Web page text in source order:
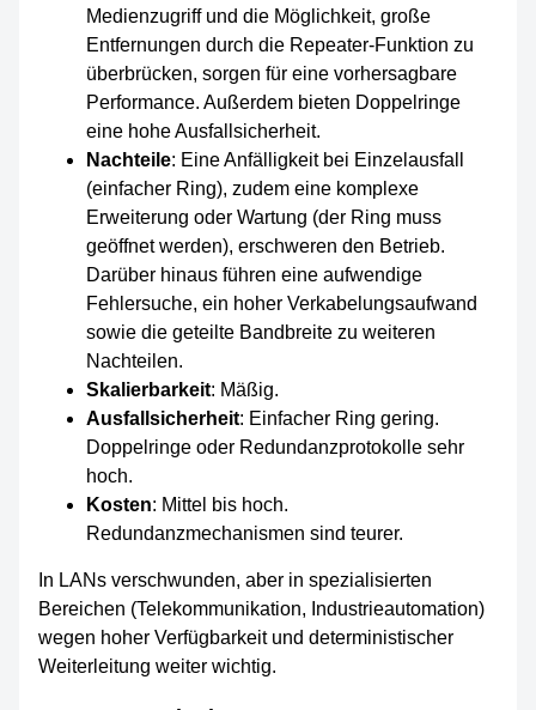
Medienzugriff und die Möglichkeit, große
Entfernungen durch die Repeater-Funktion zu
überbrücken, sorgen für eine vorhersagbare
Performance. Außerdem bieten Doppelringe
eine hohe Ausfallsicherheit.
Nachteile: Eine Anfälligkeit bei Einzelausfall
(einfacher Ring), zudem eine komplexe
Erweiterung oder Wartung (der Ring muss
geöffnet werden), erschweren den Betrieb.
Darüber hinaus führen eine aufwendige
Fehlersuche, ein hoher Verkabelungsaufwand
sowie die geteilte Bandbreite zu weiteren
Nachteilen.
Skalierbarkeit: Mäßig.
Ausfallsicherheit: Einfacher Ring gering.
Doppelringe oder Redundanzprotokolle sehr
hoch.
Kosten: Mittel bis hoch.
Redundanzmechanismen sind teurer.
In LANs verschwunden, aber in spezialisierten
Bereichen (Telekommunikation, Industrieautomation)
wegen hoher Verfügbarkeit und deterministischer
Weiterleitung weiter wichtig.